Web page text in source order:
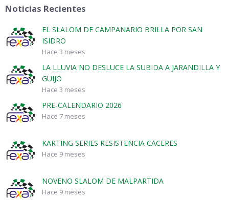
Noticias Recientes
EL SLALOM DE CAMPANARIO BRILLA POR SAN
ISIDRO
Hace 3 meses
LA LLUVIA NO DESLUCE LA SUBIDA A JARANDILLA Y
GUIJO
Hace 3 meses
PRE-CALENDARIO 2026
Hace 7 meses
KARTING SERIES RESISTENCIA CACERES
Hace 9 meses
NOVENO SLALOM DE MALPARTIDA
Hace 9 meses